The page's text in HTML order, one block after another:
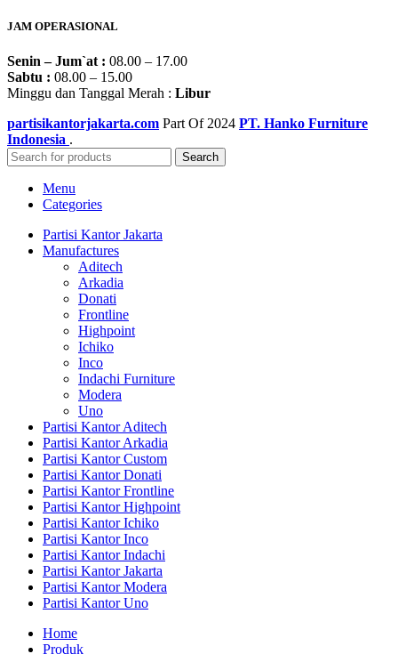
JAM OPERASIONAL
Senin – Jum`at : 08.00 – 17.00
Sabtu : 08.00 – 15.00
Minggu dan Tanggal Merah : Libur
partisikantorjakarta.com Part Of 2024 PT. Hanko Furniture
Indonesia .
Search
Menu
Categories
Partisi Kantor Jakarta
Manufactures
Aditech
Arkadia
Donati
Frontline
Highpoint
Ichiko
Inco
Indachi Furniture
Modera
Uno
Partisi Kantor Aditech
Partisi Kantor Arkadia
Partisi Kantor Custom
Partisi Kantor Donati
Partisi Kantor Frontline
Partisi Kantor Highpoint
Partisi Kantor Ichiko
Partisi Kantor Inco
Partisi Kantor Indachi
Partisi Kantor Jakarta
Partisi Kantor Modera
Partisi Kantor Uno
Home
Produk